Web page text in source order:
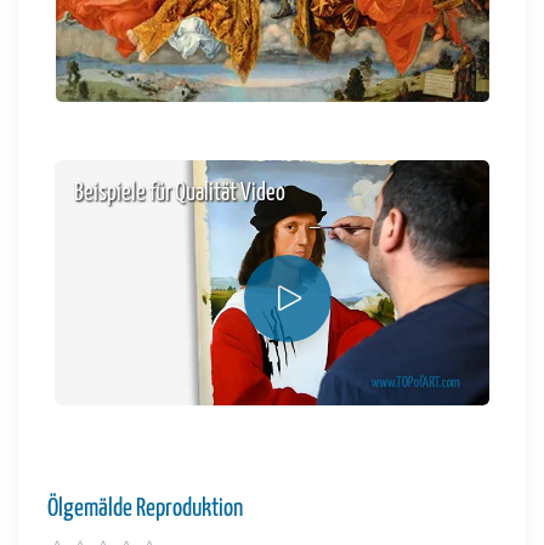
Beispiele für Qualität Video
Ölgemälde Reproduktion